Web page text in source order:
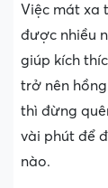
Việc mát xa
được nhiều
giúp kích
trở nên
thì đừng
vài phút để
nào.